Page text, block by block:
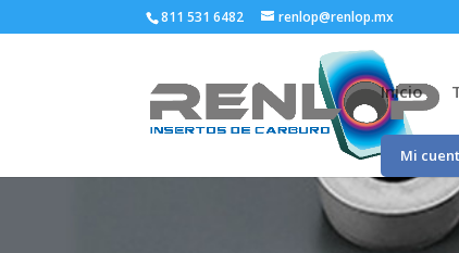
811 531 6482 renlop@renlop.mx
Inicio
Mi